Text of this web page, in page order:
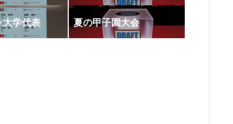
大学代表 夏の甲子園大会